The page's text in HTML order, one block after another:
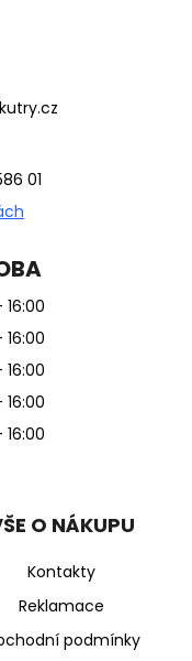
01
O NÁKUPU
Kontakty
Reklamace
podmínky